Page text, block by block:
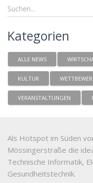
Kategorien
ALLE NEWS
KULTUR
VERANSTALTUNGEN
Als Hotspot im Süden
Mössingerstraße die
Technische Informatik,
Gesundheitstechnik.